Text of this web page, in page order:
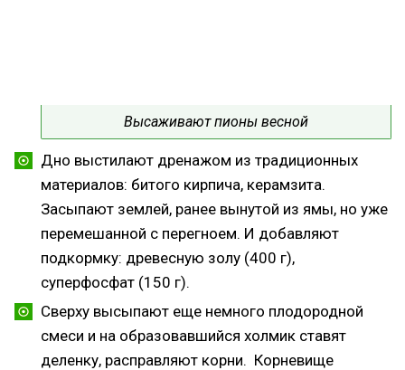
Высаживают пионы весной
Дно выстилают дренажом из традиционных
материалов: битого кирпича, керамзита.
Засыпают землей, ранее вынутой из ямы, но уже
перемешанной с перегноем. И добавляют
подкормку: древесную золу (400 г),
суперфосфат (150 г).
Сверху высыпают еще немного плодородной
смеси и на образовавшийся холмик ставят
деленку, расправляют корни. Корневище